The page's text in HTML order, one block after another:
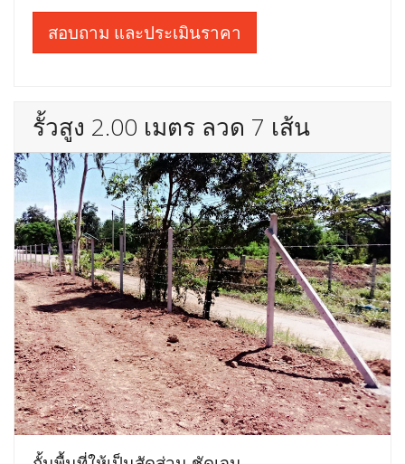
สอบถาม และประเมินราคา
รั้วสูง 2.00 เมตร ลวด 7 เส้น